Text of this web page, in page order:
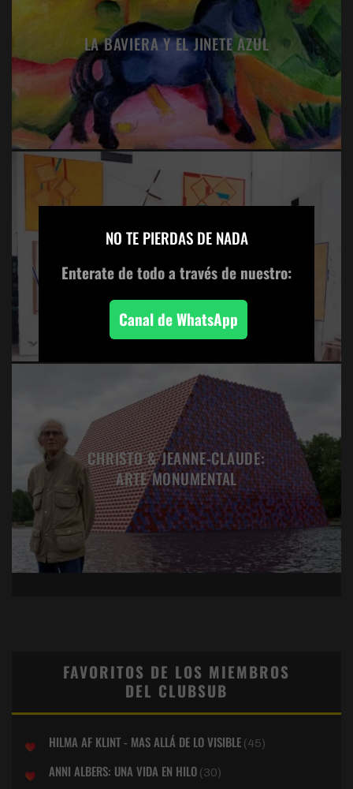
LA BAVIERA Y EL JINETE AZUL
CHRISTO & JEANNE-CLAUDE:
ARTE MONUMENTAL
FAVORITOS DE LOS MIEMBROS
DEL CLUBSUB
HILMA AF KLINT - MAS ALLÁ DE LO VISIBLE (45)
ANNI ALBERS: UNA VIDA EN HILO (30)
NO TE PIERDAS DE NADA
Enterate de todoa través de nuestro:
Canal de WhatsApp